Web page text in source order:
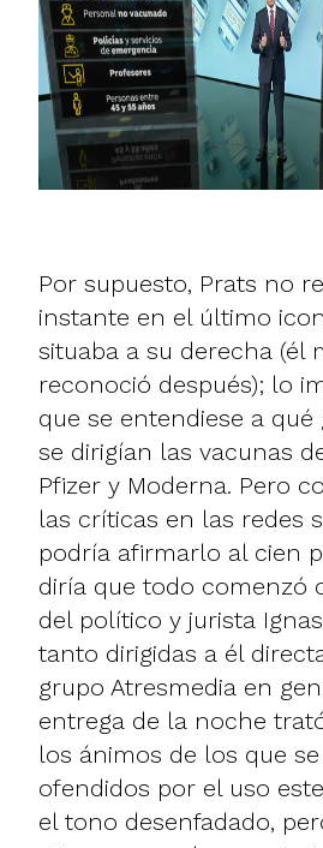
Por supuesto, Prats no
instante en el último
situaba a su derecha (él
reconoció después); lo
que se entendiese a qué
se dirigían las vacunas
Pfizer y Moderna. Pero
las críticas en las redes
podría afirmarlo al cien
diría que todo comenzó
del político y jurista
tanto dirigidas a él
grupo Atresmedia en
entrega de la noche
los ánimos de los que
ofendidos por el uso
el tono desenfadado,